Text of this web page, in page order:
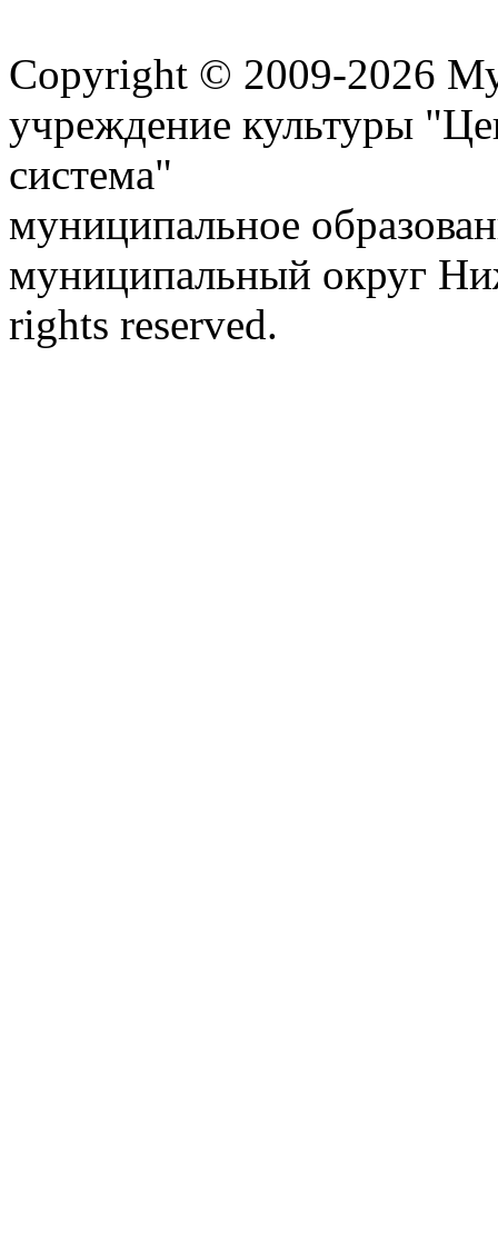
Copyright © 2009-2026
учреждение культуры
система"
муниципальное
муниципальный округ
rights reserved.